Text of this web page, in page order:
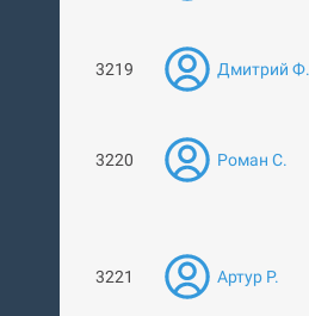
3219 Дмитрий Ф.
3220 Роман С.
3221 Артур Р.